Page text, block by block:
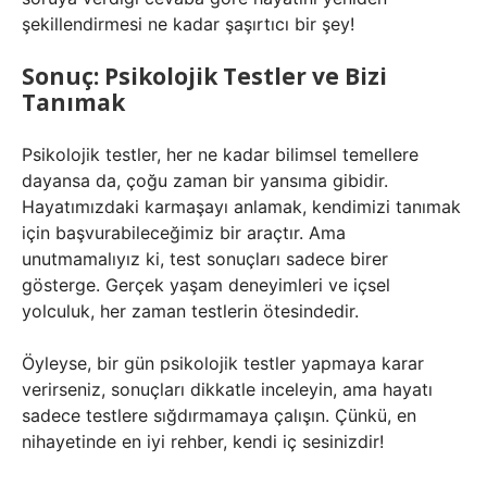
şekillendirmesi ne kadar şaşırtıcı bir şey!
Sonuç: Psikolojik Testler ve Bizi
Tanımak
Psikolojik testler, her ne kadar bilimsel temellere
dayansa da, çoğu zaman bir yansıma gibidir.
Hayatımızdaki karmaşayı anlamak, kendimizi tanımak
için başvurabileceğimiz bir araçtır. Ama
unutmamalıyız ki, test sonuçları sadece birer
gösterge. Gerçek yaşam deneyimleri ve içsel
yolculuk, her zaman testlerin ötesindedir.
Öyleyse, bir gün psikolojik testler yapmaya karar
verirseniz, sonuçları dikkatle inceleyin, ama hayatı
sadece testlere sığdırmamaya çalışın. Çünkü, en
nihayetinde en iyi rehber, kendi iç sesinizdir!